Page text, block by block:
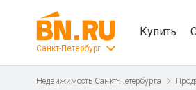
Санкт-Петербург
Купить
Недвижимость Санкт-Петербурга